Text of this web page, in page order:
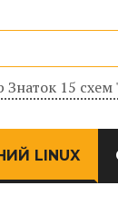
Знаток 15 схем
LINUX